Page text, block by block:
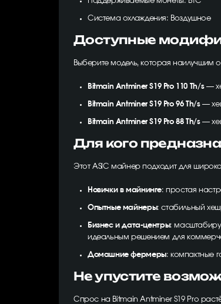
Система охлаждения: Воздушное
Доступные
Выберите модель, которая наилучшим
Bitmain Antminer S19 Pro 110 Th/s—
Bitmain Antminer S19 Pro 96 Th/s—
Bitmain Antminer S19 Pro 88 Th/s—
Для кого
Этот ASIC майнер подходит для
Новички в майнинге: простая
Опытные майнеры: стабильный
Бизнес и дата-центры:
идеальным решением для
Домашние фермеры: компактные
Не упустите
Спрос на Bitmain Antminer S19 Pro